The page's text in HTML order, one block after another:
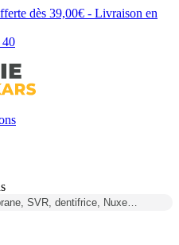
dès 39,00€ - Livraison en
40
SVR, dentifrice, Nuxe…